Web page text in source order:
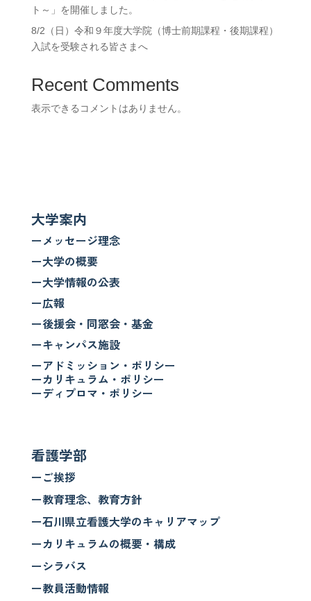
ト～」を開催しました。
8/2（日）令和９年度大学院（博士前期課程・後期課程）
入試を受験される皆さまへ
Recent Comments
表示できるコメントはありません。
大学案内
ーメッセージ理念
ー大学の概要
ー大学情報の公表
ー広報
ー後援会・同窓会・基金
ーキャンパス施設
ーアドミッション・ポリシー
ーカリキュラム・ポリシー
ーディプロマ・ポリシー
看護学部
ーご挨拶
ー教育理念、教育方針
ー石川県立看護大学のキャリアマップ
ーカリキュラムの概要・構成
ーシラバス
ー教員活動情報